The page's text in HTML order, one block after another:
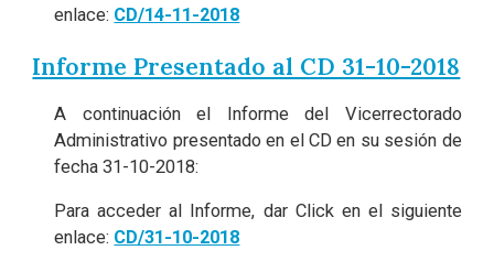
enlace: CD/14-11-2018
Informe Presentado al CD 31-10-2018
A continuación el Informe del Vicerrectorado
Administrativo presentado en el CD en su sesión de
fecha 31-10-2018:
Para acceder al Informe, dar Click en el siguiente
enlace: CD/31-10-2018